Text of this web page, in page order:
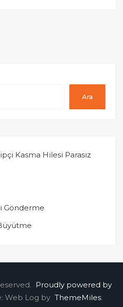
Ara
Kasma Hilesi Parasız
Gönderme
Proudly powered by
Web Log by ThemeMiles.